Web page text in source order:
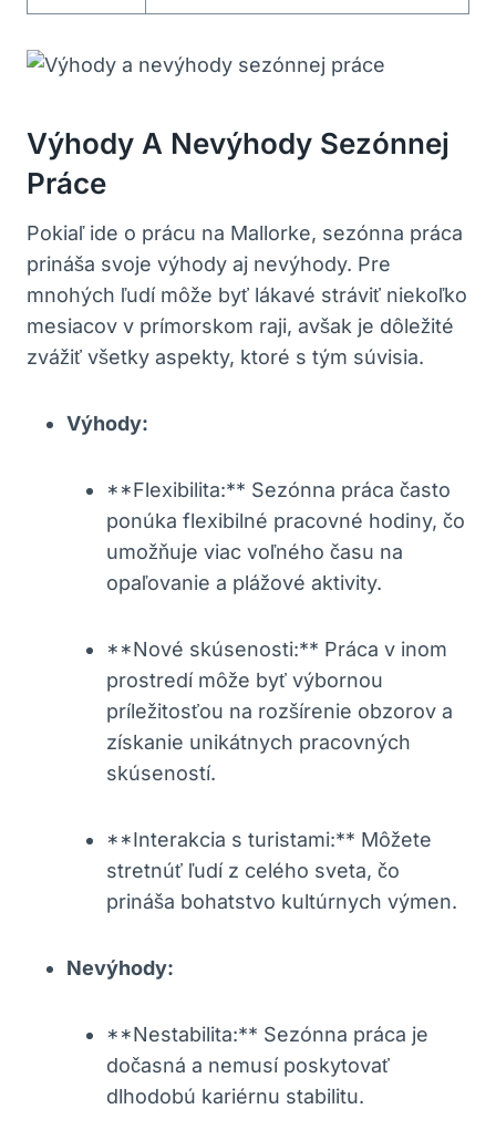
Výhody A Nevýhody Sezónnej
Práce
Pokiaľ ide o prácu na Mallorke, sezónna práca
prináša svoje výhody aj nevýhody. Pre
mnohých ľudí môže byť lákavé stráviť niekoľko
mesiacov v prímorskom raji, avšak je dôležité
zvážiť všetky aspekty, ktoré s tým súvisia.
Výhody:
**Flexibilita:** Sezónna práca často
ponúka flexibilné pracovné hodiny, čo
umožňuje viac voľného času na
opaľovanie a plážové aktivity.
**Nové skúsenosti:** Práca v inom
prostredí môže byť výbornou
príležitosťou na rozšírenie obzorov a
získanie unikátnych pracovných
skúseností.
**Interakcia s turistami:** Môžete
stretnúť ľudí z celého sveta, čo
prináša bohatstvo kultúrnych výmen.
Nevýhody:
**Nestabilita:** Sezónna práca je
dočasná a nemusí poskytovať
dlhodobú kariérnu stabilitu.